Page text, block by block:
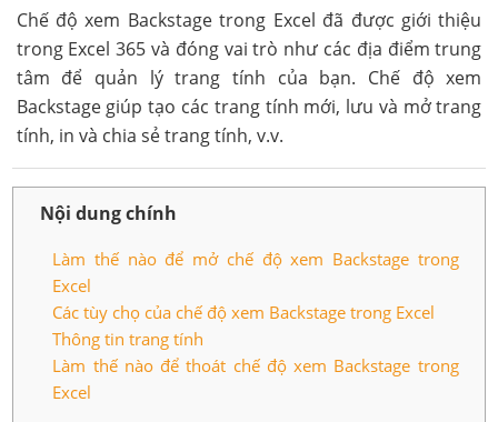
Chế độ xem Backstage trong Excel đã được giới thiệu
trong Excel 365 và đóng vai trò như các địa điểm trung
tâm để quản lý trang tính của bạn. Chế độ xem
Backstage giúp tạo các trang tính mới, lưu và mở trang
tính, in và chia sẻ trang tính, v.v.
Nội dung chính
Làm thế nào để mở chế độ xem Backstage trong
Excel
Các tùy chọ của chế độ xem Backstage trong Excel
Thông tin trang tính
Làm thế nào để thoát chế độ xem Backstage trong
Excel